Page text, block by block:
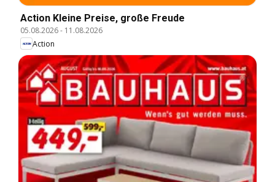
Action Kleine Preise, große Freude
05.08.2026- 11.08.2026
Action